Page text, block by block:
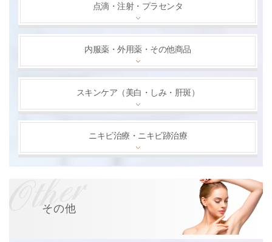
点滴・注射・プラセンタ
内服薬・外用薬・その他商品
スキンケア（美白・しみ・肝斑）
ニキビ治療・ニキビ跡治療
その他